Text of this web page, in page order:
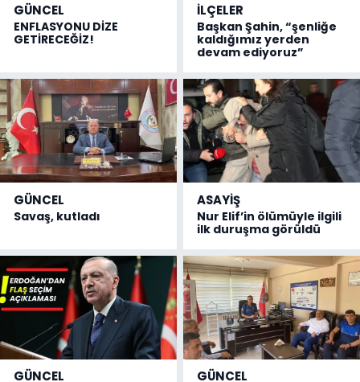
GÜNCEL
ENFLASYONU DİZE
GETİRECEĞİZ!
İLÇELER
Başkan Şahin, “şenliğe
kaldığımız yerden
devam ediyoruz”
GÜNCEL
Savaş, kutladı
ASAYİŞ
Nur Elif’in ölümüyle ilgili
ilk duruşma görüldü
GÜNCEL GÜNCEL